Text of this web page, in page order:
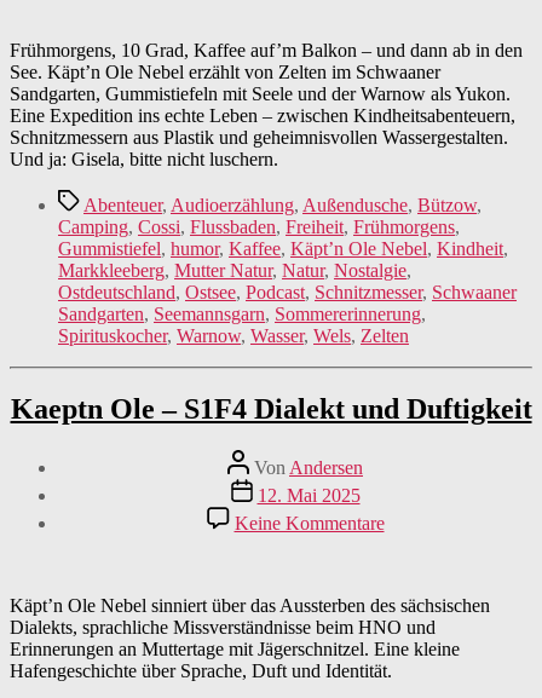
S1F6
Sandgarten-
Feeling
Frühmorgens, 10 Grad, Kaffee auf’m Balkon – und dann ab in den
See. Käpt’n Ole Nebel erzählt von Zelten im Schwaaner
Sandgarten, Gummistiefeln mit Seele und der Warnow als Yukon.
Eine Expedition ins echte Leben – zwischen Kindheitsabenteuern,
Schnitzmessern aus Plastik und geheimnisvollen Wassergestalten.
Und ja: Gisela, bitte nicht luschern.
Schlagwörter
Abenteuer, Audioerzählung, Außendusche, Bützow,
Camping, Cossi, Flussbaden, Freiheit, Frühmorgens,
Gummistiefel, humor, Kaffee, Käpt’n Ole Nebel, Kindheit,
Markkleeberg, Mutter Natur, Natur, Nostalgie,
Ostdeutschland, Ostsee, Podcast, Schnitzmesser, Schwaaner
Sandgarten, Seemannsgarn, Sommererinnerung,
Spirituskocher, Warnow, Wasser, Wels, Zelten
Kaeptn Ole – S1F4 Dialekt und Duftigkeit
Beitragsautor
Von Andersen
Veröffentlichungsdatum
12. Mai 2025
Keine Kommentarezu
Kaeptn
S1F4
Dialekt
und
Duftigkeit
Käpt’n Ole Nebel sinniert über das Aussterben des sächsischen
Dialekts, sprachliche Missverständnisse beim HNO und
Erinnerungen an Muttertage mit Jägerschnitzel. Eine kleine
Hafengeschichte über Sprache, Duft und Identität.